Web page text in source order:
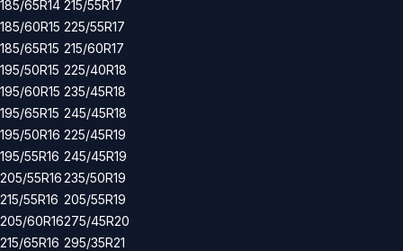
185/65R14
185/60R15
185/65R15
195/50R15
195/60R15
195/65R15
195/50R16
195/55R16
205/55R16
215/55R16
205/60R16
215/65R16
215/55R17
225/55R17
215/60R17
225/40R18
235/45R18
245/45R18
225/45R19
245/45R19
235/50R19
205/55R19
275/45R20
295/35R21